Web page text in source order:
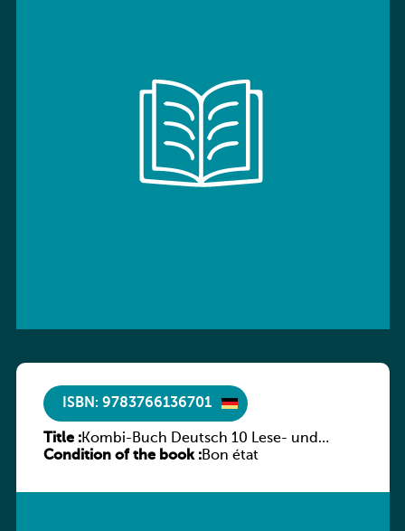
ISBN: 9783766136701
Title :Kombi-Buch Deutsch 10 Lese- und
Sprachbuch
Condition of the book :Bon état